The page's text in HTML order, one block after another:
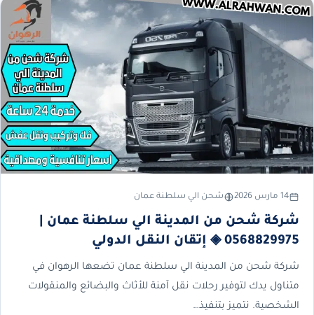
14 مارس 2026 شحن الي سلطنة عمان
شركة شحن من المدينة الي سلطنة عمان |
0568829975 ◈ إتقان النقل الدولي
شركة شحن من المدينة الي سلطنة عمان تضعها الرهوان في
متناول يدك لتوفير رحلات نقل آمنة للأثاث والبضائع والمنقولات
الشخصية. نتميز بتنفيذ…